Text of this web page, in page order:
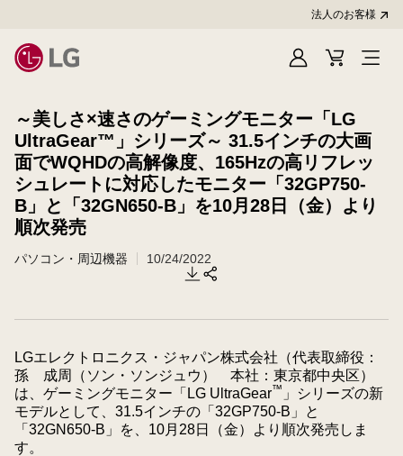
法人のお客様
Sign
Cart
～美しさ×速さのゲーミングモニター「LG
UltraGear™」シリーズ～ 31.5インチの大画
面でWQHDの高解像度、165Hzの高リフレッ
シュレートに対応したモニター「32GP750-
B」と「32GN650-B」を10月28日（金）より
順次発売
パソコン・周辺機器 10/24/2022
LGエレクトロニクス・ジャパン株式会社（代表取締役：
孫 成周（ソン・ソンジュウ） 本社：東京都中央区）
は、ゲーミングモニター「LG UltraGear™ 」シリーズの新
モデルとして、31.5インチの「32GP750-B」と
「32GN650-B」を、10月28日（金）より順次発売しま
す。